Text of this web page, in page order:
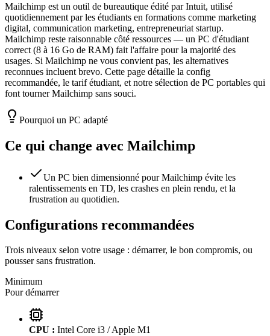
Mailchimp est un outil de bureautique édité par Intuit, utilisé
quotidiennement par les étudiants en formations comme marketing
digital, communication marketing, entrepreneuriat startup.
Mailchimp reste raisonnable côté ressources — un PC d'étudiant
correct (8 à 16 Go de RAM) fait l'affaire pour la majorité des
usages. Si Mailchimp ne vous convient pas, les alternatives
reconnues incluent brevo. Cette page détaille la config
recommandée, le tarif étudiant, et notre sélection de PC portables qui
font tourner Mailchimp sans souci.
Pourquoi un PC adapté
Ce qui change avec Mailchimp
Un PC bien dimensionné pour Mailchimp évite les
ralentissements en TD, les crashes en plein rendu, et la
frustration au quotidien.
Configurations recommandées
Trois niveaux selon votre usage : démarrer, le bon compromis, ou
pousser sans frustration.
Minimum
Pour démarrer
CPU : Intel Core i3 / Apple M1